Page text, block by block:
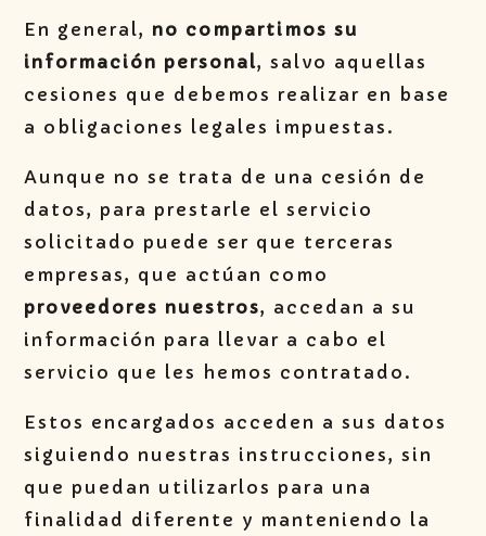
En general, no compartimos su
información personal, salvo aquellas
cesiones que debemos realizar en base
a obligaciones legales impuestas.
Aunque no se trata de una cesión de
datos, para prestarle el servicio
solicitado puede ser que terceras
empresas, que actúan como
proveedores nuestros, accedan a su
información para llevar a cabo el
servicio que les hemos contratado.
Estos encargados acceden a sus datos
siguiendo nuestras instrucciones, sin
que puedan utilizarlos para una
finalidad diferente y manteniendo la